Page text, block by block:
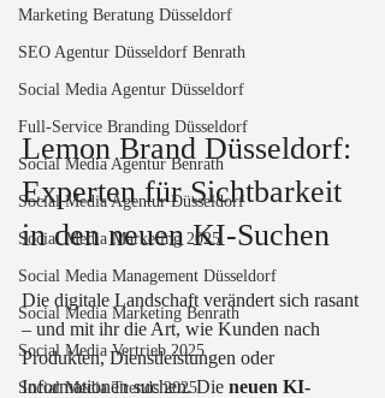
Marketing Beratung Düsseldorf
SEO Agentur Düsseldorf Benrath
Social Media Agentur Düsseldorf
Full-Service Branding Düsseldorf
Social Media Agentur Benrath
Social Media Agentur Düsseldorf
Social Media Marketing 2025
Social Media Management Düsseldorf
Social Media Marketing Benrath
Social Media Vertrieb 2025
Social Media Trends 2025
Lemon Brand Düsseldorf:
Experten für Sichtbarkeit
in den neuen KI-Suchen
Die digitale Landschaft verändert sich rasant
– und mit ihr die Art, wie Kunden nach
Produkten, Dienstleistungen oder
Informationen suchen. Die neuen KI-